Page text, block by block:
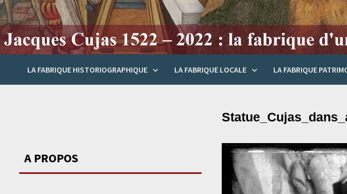
LA FABRIQUE HISTORIOGRAPHIQUE LA FABRIQUE LOCALE LA FABRIQUE
A PROPOS